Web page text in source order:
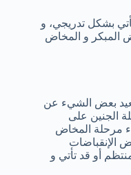
بشكل تدريجي، و
المبكر و المخاض
بعض الشيء عن
الجنين على
مرحلة المخاض
الإنقباضات
أو قد تأتي و